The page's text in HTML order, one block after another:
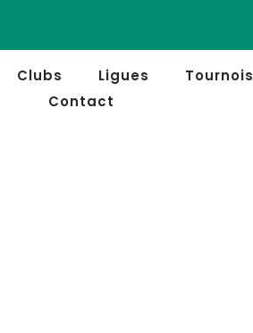
Clubs Ligues Tournois
Contact